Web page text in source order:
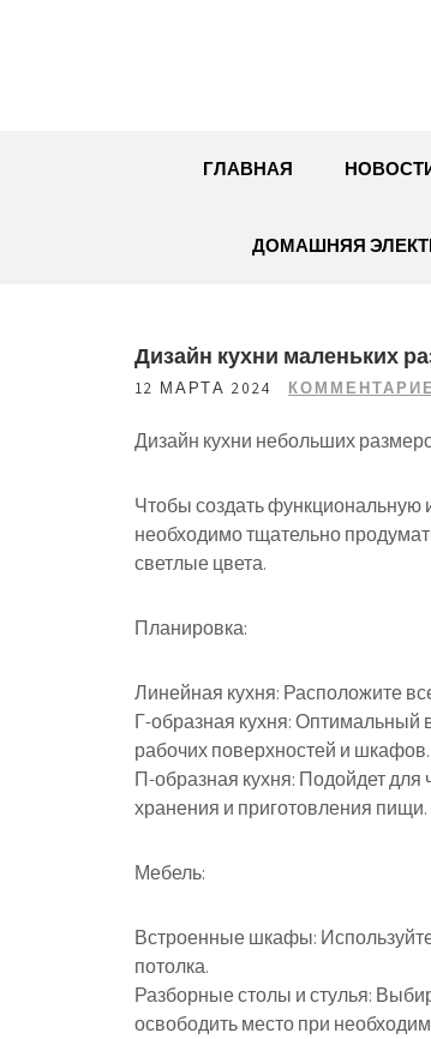
ГЛАВНАЯ
ДОМАШНЯЯ
Дизайн кухни маленьких
12 МАРТА 2024
Дизайн кухни небольших
Чтобы создать функциональную
необходимо тщательно
светлые цвета.
Планировка:
Линейная кухня: Расположите
Г-образная кухня: Оптимальный
рабочих поверхностей и шкафов.
П-образная кухня: Подойдет для
хранения и приготовления пищи.
Мебель:
Встроенные шкафы:
потолка.
Разборные столы и стулья:
освободить место при